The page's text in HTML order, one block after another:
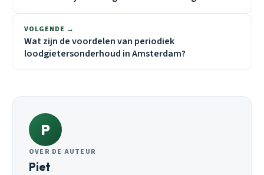
VOLGENDE →
Wat zijn de voordelen van periodiek
loodgietersonderhoud in Amsterdam?
P
OVER DE AUTEUR
Piet